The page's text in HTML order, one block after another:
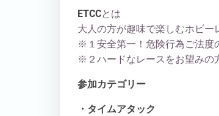
ETCCとは
大人の方が趣味で楽しむホビー
※１安全第一！危険行為ご法度
※２ハードなレースをお望みの
参加カテゴリー
・タイムアタック